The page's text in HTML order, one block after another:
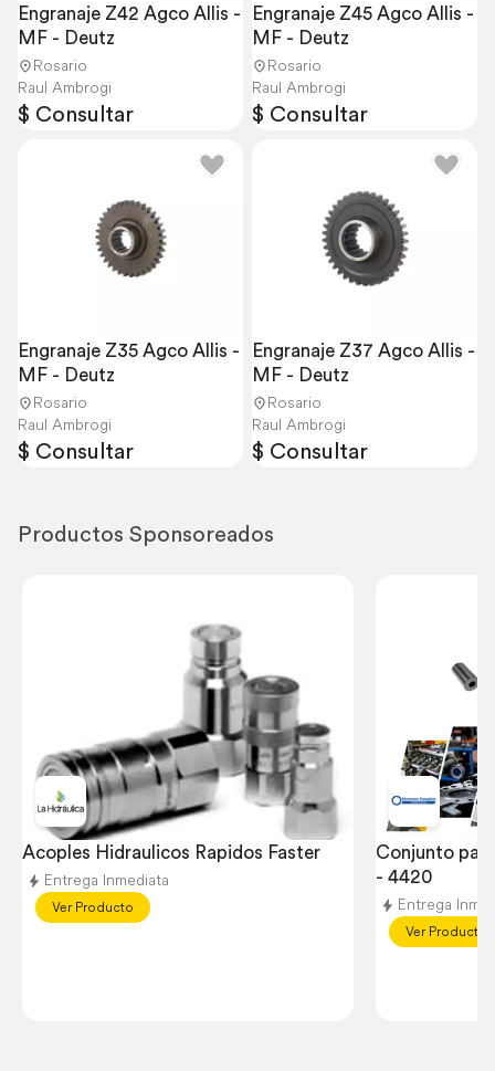
Engranaje Z42 Agco Allis -
MF - Deutz
Rosario
Raul Ambrogi
$ Consultar
Engranaje Z45 Agco Allis -
MF - Deutz
Rosario
Raul Ambrogi
$ Consultar
Engranaje Z35 Agco Allis -
MF - Deutz
Rosario
Raul Ambrogi
$ Consultar
Engranaje Z37 Agco Allis -
MF - Deutz
Rosario
Raul Ambrogi
$ Consultar
Productos Sponsoreados
Acoples Hidraulicos Rapidos Faster
Entrega Inmediata
Ver Producto
Conjunto
- 4420
Entrega
Ver Producto